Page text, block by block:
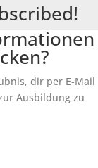
dir per E-Mail
Ausbildung zu